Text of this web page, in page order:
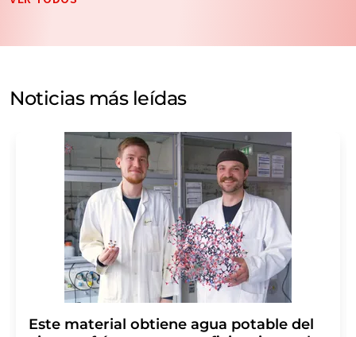
de nuestrapolítica de protección de datos. LUMITOS
electrónico a efectos publicitarios o de investigación de
mercado y opinión. Puede revocar en todo momento su
de indicar los motivos informando por correo postal a
LUMITOS AG, Ernst-Augustin-Str. 2, 12489 Berlín
(Alemania) o por correo electrónico a
revoke@lumitos.com. Además, en cada correo
electrónico se incluye un enlace para anular la
suscripción al boletín informativo correspondiente.
Noticias más leídas
Este material obtiene agua potable del